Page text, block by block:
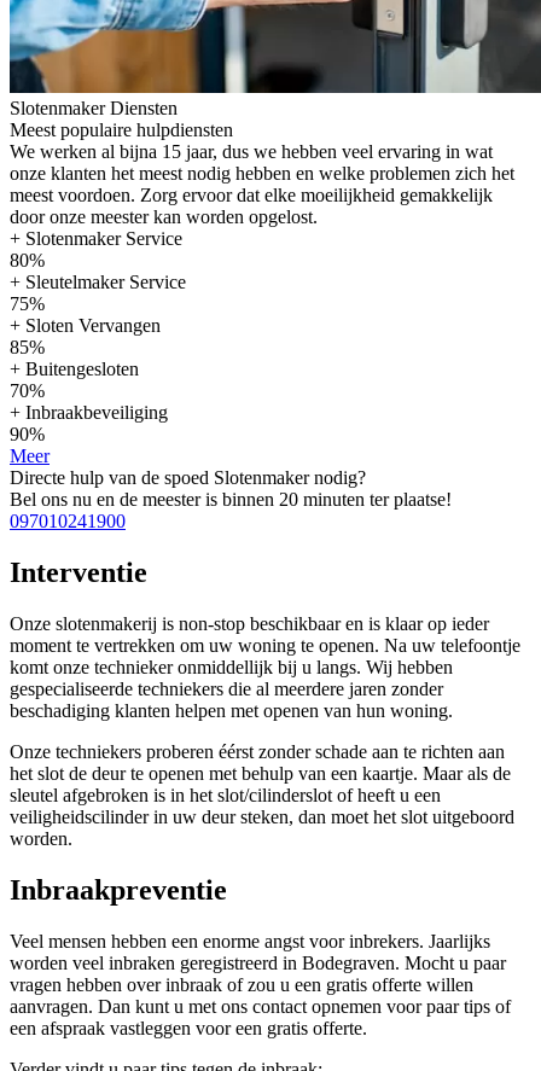
Slotenmaker Diensten
Meest populaire hulpdiensten
We werken al bijna 15 jaar, dus we hebben veel ervaring in wat
onze klanten het meest nodig hebben en welke problemen zich het
meest voordoen. Zorg ervoor dat elke moeilijkheid gemakkelijk
door onze meester kan worden opgelost.
+ Slotenmaker Service
80%
+ Sleutelmaker Service
75%
+ Sloten Vervangen
85%
+ Buitengesloten
70%
+ Inbraakbeveiliging
90%
Meer
Directe hulp van de spoed Slotenmaker nodig?
Bel ons nu en de meester is binnen 20 minuten ter plaatse!
097010241900
Interventie
Onze slotenmakerij is non-stop beschikbaar en is klaar op ieder
moment te vertrekken om uw woning te openen. Na uw telefoontje
komt onze technieker onmiddellijk bij u langs. Wij hebben
gespecialiseerde techniekers die al meerdere jaren zonder
beschadiging klanten helpen met openen van hun woning.
Onze techniekers proberen éérst zonder schade aan te richten aan
het slot de deur te openen met behulp van een kaartje. Maar als de
sleutel afgebroken is in het slot/cilinderslot of heeft u een
veiligheidscilinder in uw deur steken, dan moet het slot uitgeboord
worden.
Inbraakpreventie
Veel mensen hebben een enorme angst voor inbrekers. Jaarlijks
worden veel inbraken geregistreerd in Bodegraven. Mocht u paar
vragen hebben over inbraak of zou u een gratis offerte willen
aanvragen. Dan kunt u met ons contact opnemen voor paar tips of
een afspraak vastleggen voor een gratis offerte.